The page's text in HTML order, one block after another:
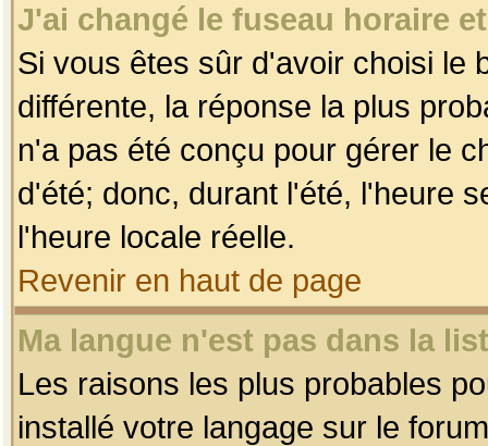
J'ai changé le fuseau horaire
Si vous êtes sûr d'avoir choisi le
différente, la réponse la plus
n'a pas été conçu pour gérer le
d'été; donc, durant l'été, l'heure
l'heure locale réelle.
Revenir en haut de page
Ma langue n'est pas dans la
Les raisons les plus probables
installé votre langage sur le